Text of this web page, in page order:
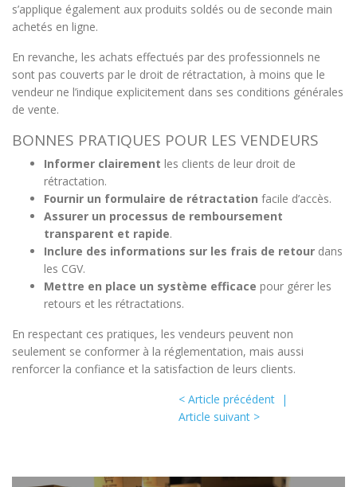
s’applique également aux produits soldés ou de seconde main
achetés en ligne.
En revanche, les achats effectués par des professionnels ne
sont pas couverts par le droit de rétractation, à moins que le
vendeur ne l’indique explicitement dans ses conditions générales
de vente.
BONNES PRATIQUES POUR LES VENDEURS
Informer clairement les clients de leur droit de
rétractation.
Fournir un formulaire de rétractation facile d’accès.
Assurer un processus de remboursement
transparent et rapide.
Inclure des informations sur les frais de retour dans
les CGV.
Mettre en place un système efficace pour gérer les
retours et les rétractations.
En respectant ces pratiques, les vendeurs peuvent non
seulement se conformer à la réglementation, mais aussi
renforcer la confiance et la satisfaction de leurs clients.
< Article précédent |
Article suivant >